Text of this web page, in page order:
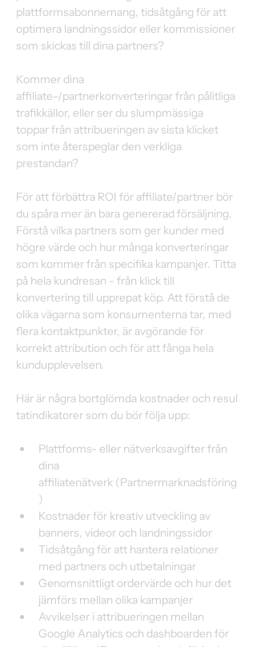
plattformsabonnemang, tidsåtgång för att
optimera landningssidor eller kommissioner
som skickas till dina partners?
Kommer dina
affiliate-/partnerkonverteringar från pålitliga
trafikkällor, eller ser du slumpmässiga
toppar från attribueringen av sista klicket
som inte återspeglar den verkliga
prestandan?
För att förbättra ROI för affiliate/partner bör
du spåra mer än bara genererad försäljning.
Förstå vilka partners som ger kunder med
högre värde och hur många konverteringar
som kommer från specifika kampanjer. Titta
på hela kundresan - från klick till
konvertering till upprepat köp. Att förstå de
olika vägarna som konsumenterna tar, med
flera kontaktpunkter, är avgörande för
korrekt attribution och för att fånga hela
kundupplevelsen.
Här är några bortglömda kostnader och resul
tatindikatorer som du bör följa upp:
Plattforms- eller nätverksavgifter från
dina
affiliatenätverk (Partnermarknadsföring
)
Kostnader för kreativ utveckling av
banners, videor och landningssidor
Tidsåtgång för att hantera relationer
med partners och utbetalningar
Genomsnittligt ordervärde och hur det
jämförs mellan olika kampanjer
Avvikelser i attribueringen mellan
Google Analytics och dashboarden för